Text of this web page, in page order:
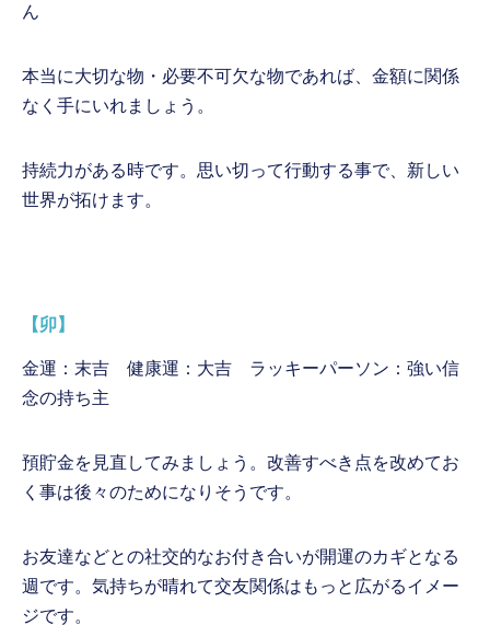
ん
本当に大切な物・必要不可欠な物であれば、金額に関係
なく手にいれましょう。
持続力がある時です。思い切って行動する事で、新しい
世界が拓けます。
【卯】
金運：末吉 健康運：大吉 ラッキーパーソン：強い信
念の持ち主
預貯金を見直してみましょう。改善すべき点を改めてお
く事は後々のためになりそうです。
お友達などとの社交的なお付き合いが開運のカギとなる
週です。気持ちが晴れて交友関係はもっと広がるイメー
ジです。